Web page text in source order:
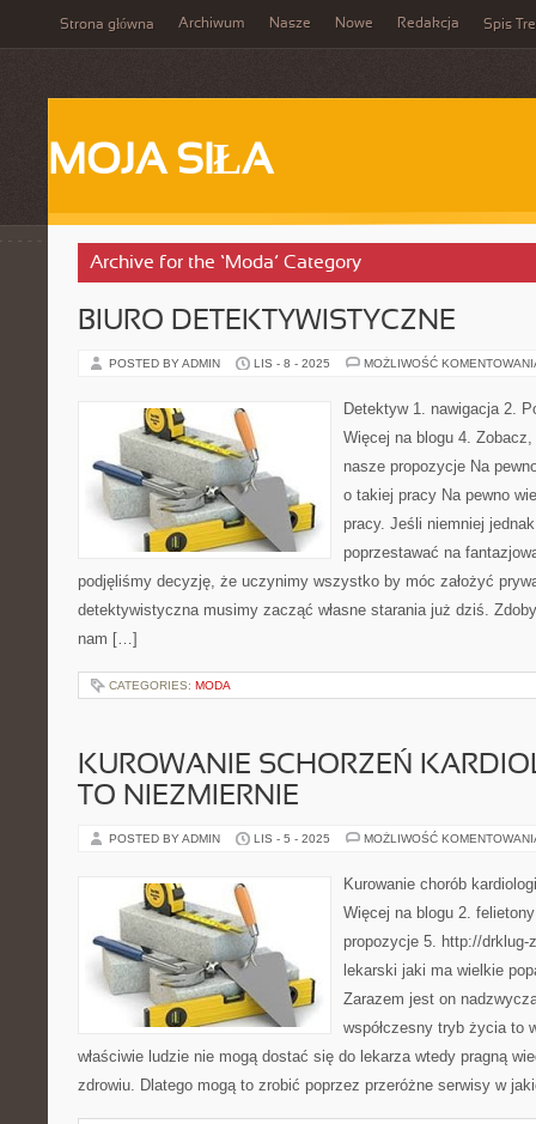
Strona główna Archiwum Nasze Nowe Redakcja Spis
MOJA SIŁA
Archive for the ‘Moda’ Category
BIURO DETEKTYWISTYCZNE
POSTED BY ADMIN LIS - 8 - 2025 MOŻLIWOŚĆ
Detektyw 1. nawigacja 2.
Więcej na blogu 4.
nasze propozycje Na
o takiej pracy Na pewno
pracy. Jeśli niemniej
poprzestawać na
podjęliśmy decyzję, że uczynimy wszystko by móc założyć
detektywistyczna musimy zacząć własne starania już dziś.
nam […]
CATEGORIES: MODA
KUROWANIE SCHORZEŃ
TO NIEZMIERNIE
POSTED BY ADMIN LIS - 5 - 2025 MOŻLIWOŚĆ
Kurowanie chorób
Więcej na blogu 2.
propozycje 5. http://drklug-
lekarski jaki ma wielkie
Zarazem jest on
współczesny tryb życia to
właściwie ludzie nie mogą dostać się do lekarza wtedy pragną
zdrowiu. Dlatego mogą to zrobić poprzez przeróżne serwisy w